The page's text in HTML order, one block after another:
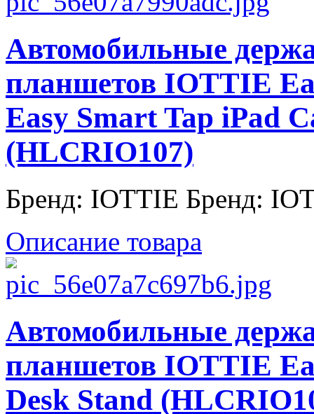
Автомобильные
планшетов IOTTIE
Easy Smart Tap iPad
(HLCRIO107)
Бренд: IOTTIE Бренд:
Описание товара
Автомобильные
планшетов IOTTIE
Desk Stand